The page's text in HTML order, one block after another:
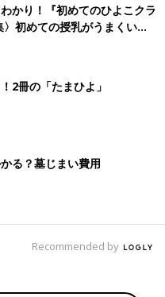
かり！『初めてのひよこクラ
初めての授乳がうまくい
基本と夏のトラブル 解決テ
2冊の「たまひよ」
る？墓じまい費用
Recommended by